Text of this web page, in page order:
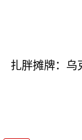
扎胖摊牌：乌